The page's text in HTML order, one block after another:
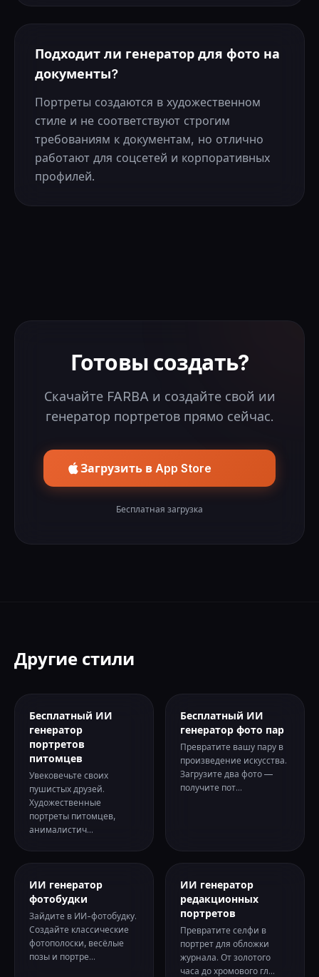
Подходит ли генератор для фото на
документы?
Портреты создаются в художественном
стиле и не соответствуют строгим
требованиям к документам, но отлично
работают для соцсетей и корпоративных
профилей.
Готовы создать?
Скачайте FARBA и создайте свой ии
генератор портретов прямо сейчас.
Загрузить в App Store
Бесплатная загрузка
Другие стили
Бесплатный ИИ
генератор
портретов
питомцев
Увековечьте своих
пушистых друзей.
Художественные
портреты питомцев,
анималистич...
Бесплатный ИИ
генератор фото пар
Превратите вашу пару в
произведение искусства.
Загрузите два фото —
получите пот...
ИИ генератор
фотобудки
Зайдите в ИИ-фотобудку.
Создайте классические
фотополоски, весёлые
позы и портре...
ИИ генератор
редакционных
портретов
Превратите селфи в
портрет для обложки
журнала. От золотого
часа до хромового гл...